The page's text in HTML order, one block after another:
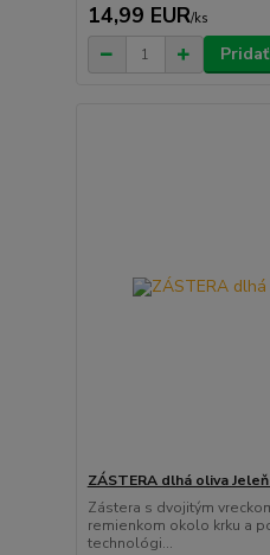
14,99 EUR/ks
ZÁSTERA dlhá oliva
Zástera s dvojitým
remienkom okolo krku a
technológi...